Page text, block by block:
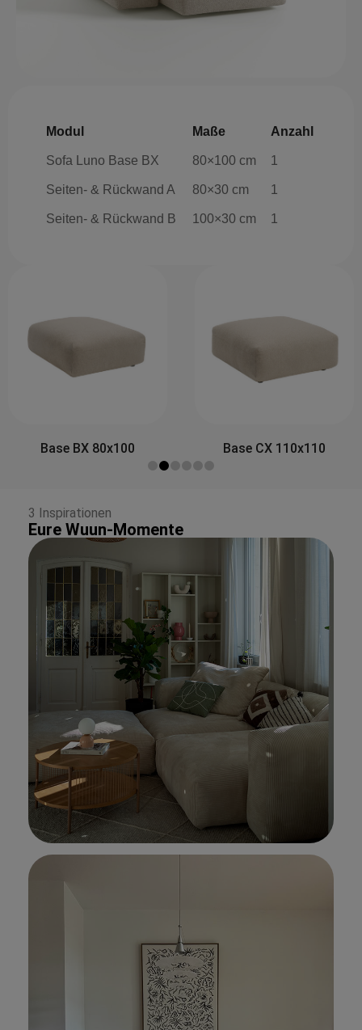
Modul Maße Anzahl
Sofa Luno Base BX 80×100 cm 1
Seiten- & Rückwand A 80×30 cm 1
Seiten- & Rückwand B 100×30 cm 1
Base CX 110x110 Side&Back A 80x30
3 Inspirationen
Eure Wuun-Momente